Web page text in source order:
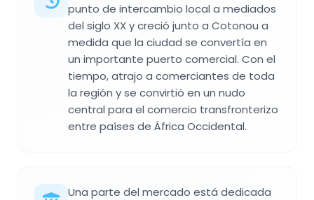
punto de intercambio local a mediados
del siglo XX y creció junto a Cotonou a
medida que la ciudad se convertía en
un importante puerto comercial. Con el
tiempo, atrajo a comerciantes de toda
la región y se convirtió en un nudo
central para el comercio transfronterizo
entre países de África Occidental.
Una parte del mercado está dedicada